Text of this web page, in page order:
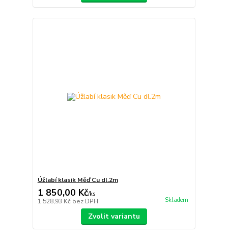
Úžlabí klasik Měď Cu dl.2m
1 850,00 Kč/ks
1 528,93 Kč bez DPH Skladem
Zvolit variantu